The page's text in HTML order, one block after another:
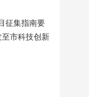
征集指南要
市科技创新